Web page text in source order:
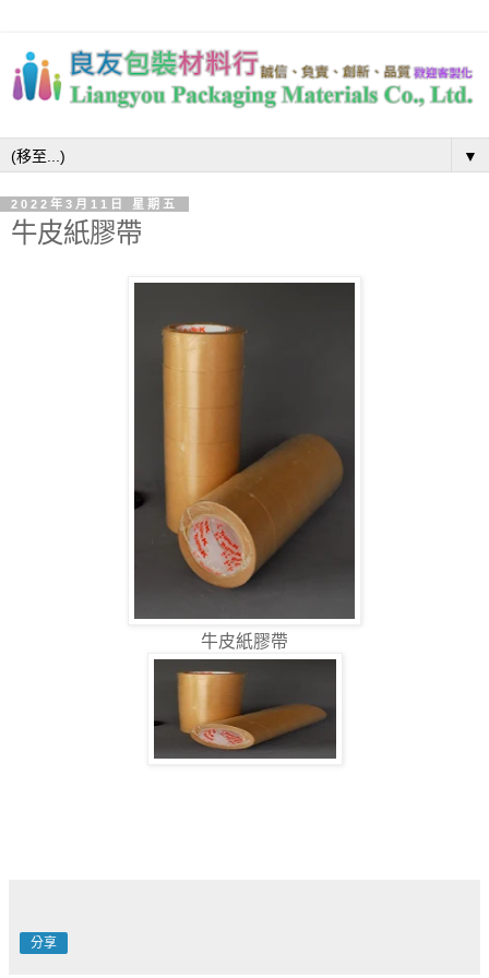
▼
2022年3月11日 星期五
牛皮紙膠帶
牛皮紙膠帶
分享